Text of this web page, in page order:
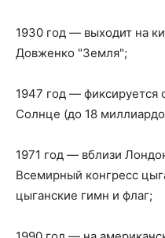
1930 год — выходит на
Довженко "Земля";
1947 год — фиксируется
Солнце (до 18
1971 год — вблизи
Всемирный конгресс
цыганские гимн и флаг;